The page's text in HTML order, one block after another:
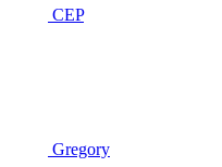
CEP
Gregory